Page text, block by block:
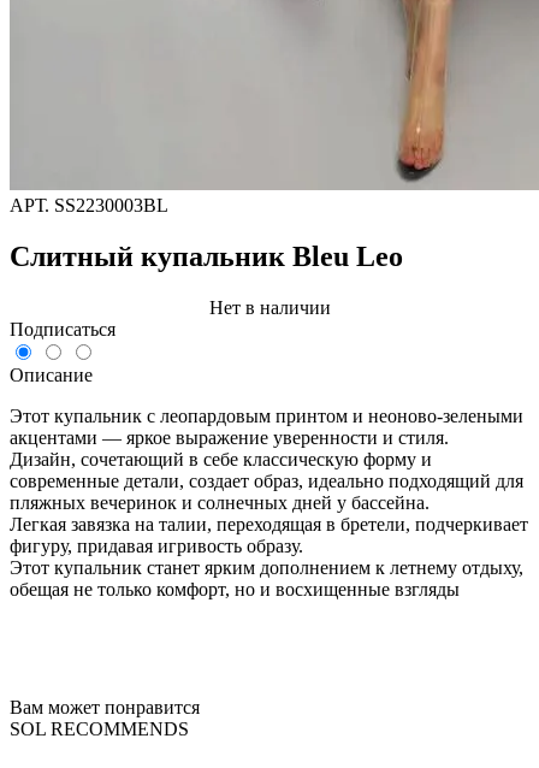
АРТ. SS2230003BL
Слитный купальник Bleu Leo
Нет в наличии
Подписаться
Описание
Этот купальник с леопардовым принтом и неоново-зелеными
акцентами — яркое выражение уверенности и стиля.
Дизайн, сочетающий в себе классическую форму и
современные детали, создает образ, идеально подходящий для
пляжных вечеринок и солнечных дней у бассейна.
Легкая завязка на талии, переходящая в бретели, подчеркивает
фигуру, придавая игривость образу.
Этот купальник станет ярким дополнением к летнему отдыху,
обещая не только комфорт, но и восхищенные взгляды
Вам может понравится
SOL RECOMMENDS